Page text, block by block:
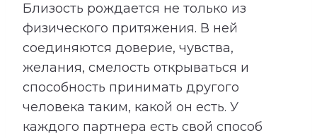
Близость рождается не только из
физического притяжения. В ней
соединяются доверие, чувства,
желания, смелость открываться и
способность принимать другого
человека таким, какой он есть. У
каждого партнера есть свой способ